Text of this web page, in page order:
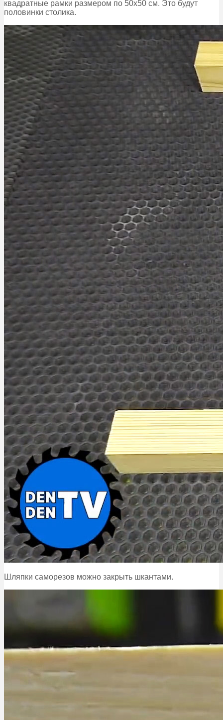
квадратные рамки размером по 50х50 см. Это будут
половинки столика.
Шляпки саморезов можно закрыть шкантами.